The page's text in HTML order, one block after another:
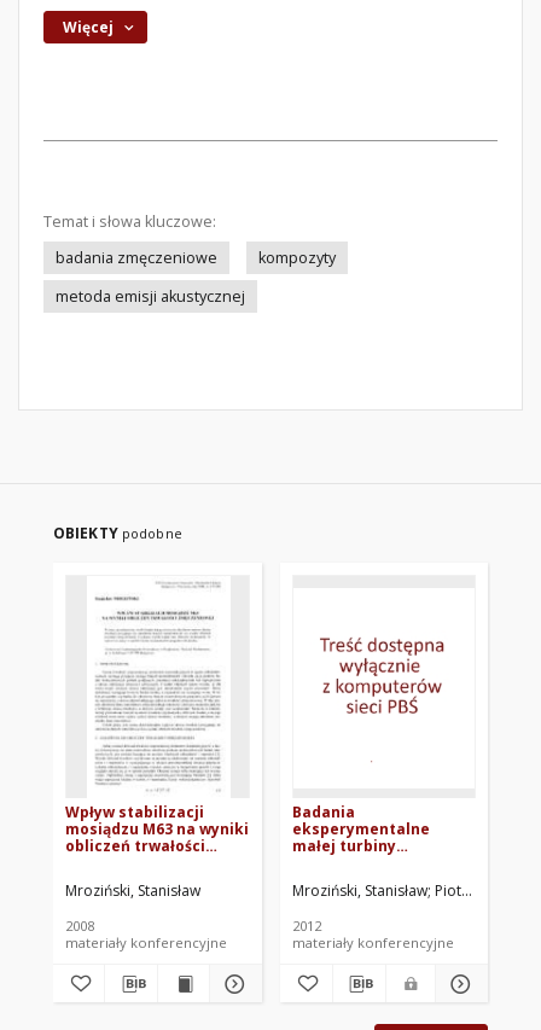
Więcej
Temat i słowa kluczowe:
badania zmęczeniowe
kompozyty
metoda emisji akustycznej
OBIEKTY podobne
Wpływ stabilizacji
mosiądzu M63 na wyniki
obliczeń trwałości
Mroziński, Stanisław
2008
materiały konferencyjne
Badania
eksperymentalne
małej turbiny
osi obrotu
Mroziński, Stanisław Piotrowski,
2012
materiały konferencyjne